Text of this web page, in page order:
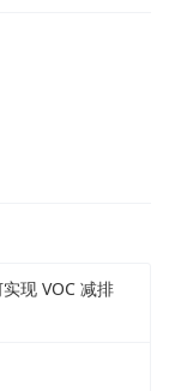
现 VOC 减排